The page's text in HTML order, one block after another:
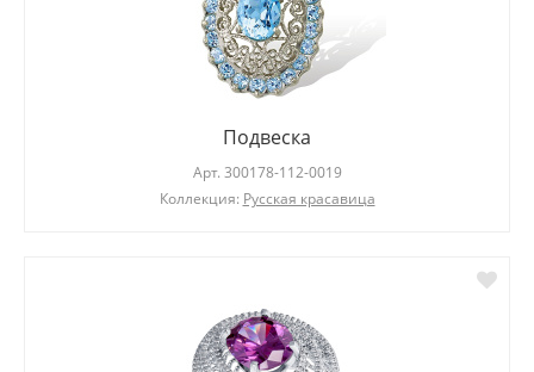
Подвеска
Арт. 300178-112-0019
Коллекция: Русская красавица